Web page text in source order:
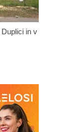
in v